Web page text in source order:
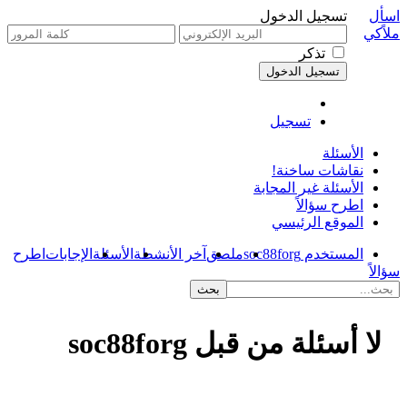
تسجيل الدخول
تذكر
تسجيل
اسأل
ملاًكي
الأسئلة
نقاشات ساخنة!
الأسئلة غير المجابة
اطرح سؤالاً
الموقع الرئيسي
المستخدم soc88forg ملصق آخر الأنشطة الأسئلة الإجابات اطرح
سؤالاً
لا أسئلة من قبل soc88forg